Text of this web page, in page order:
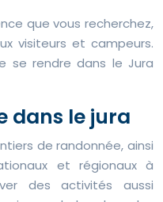
que vous recherchez,
visiteurs et campeurs.
se rendre dans le Jura
dans le jura
de randonnée, ainsi
et régionaux à
des activités aussi